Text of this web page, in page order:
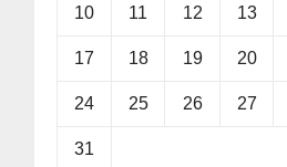
10 11 12 13
17 18 19 20
24 25 26 27
31